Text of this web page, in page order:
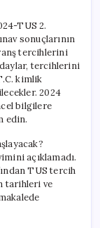
Süreci
Ne
Zaman
Başlayacak?
Kontenjanlar
Hakkında
Bilgiler
için
TUS 2.
sonuçlarının
tercihlerini
tercihlerini
kimlik
2024
bilgilere
edin.
açıklamadı.
TUS tercih
tarihleri ve